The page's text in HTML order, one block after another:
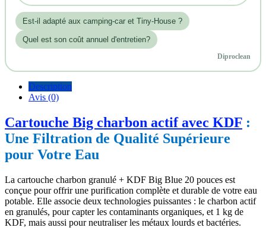
Est‑il adapté aux camping-car et Tiny-House ?
Quel est son coût annuel d'entretien?
Diproclean
Description
Avis (0)
Cartouche Big charbon actif avec KDF :
Une Filtration de Qualité Supérieure
pour Votre Eau
La cartouche charbon granulé + KDF Big Blue 20 pouces est
conçue pour offrir une purification complète et durable de votre eau
potable. Elle associe deux technologies puissantes : le charbon actif
en granulés, pour capter les contaminants organiques, et 1 kg de
KDF, mais aussi pour neutraliser les métaux lourds et bactéries.